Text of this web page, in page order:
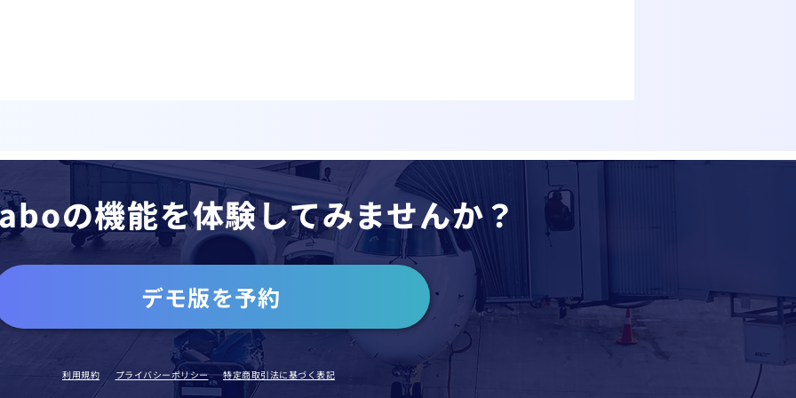
の機能を体験してみませんか？
デモ版を予約
利用規約 プライバシーポリシー 特定商取引法に基づく表記